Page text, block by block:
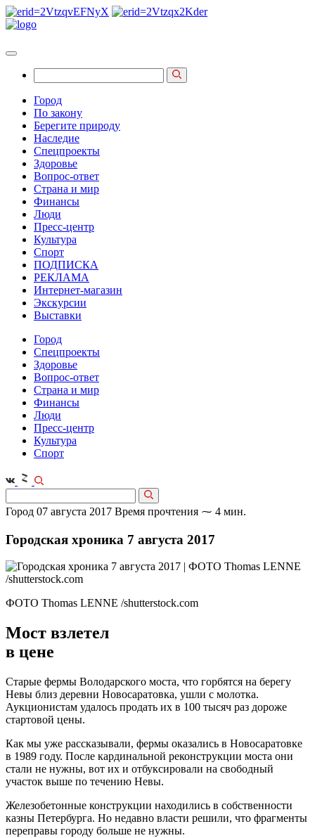
Город
По закону
Берегите природу
Наследие
Спецпроекты
Здоровье
Вопрос-ответ
Страна и мир
Финансы
Люди
Пресс-центр
Культура
Спорт
ПОДПИСКА
РЕКЛАМА
Интернет-магазин
Экскурсии
Выставки
Город
Спецпроекты
Здоровье
Вопрос-ответ
Страна и мир
Финансы
Люди
Пресс-центр
Культура
Спорт
Город 07 августа 2017 Время прочтения ⁓ 4 мин.
Городская хроника 7 августа 2017
ФОТО Thomas LENNE /shutterstock.com
Мост взлетел
в цене
Старые фермы Володарского моста, что горбятся на берегу
Невы близ деревни Новосаратовка, ушли с молотка.
Аукционистам удалось продать их в 100 тысяч раз дороже
стартовой цены.
Как мы уже рассказывали, фермы оказались в Новосаратовке
в 1989 году. После кардинальной реконструкции моста они
стали не нужны, вот их и отбуксировали на свободный
участок выше по течению Невы.
Железобетонные конструкции находились в собственности
казны Петербурга. Но недавно власти решили, что фрагменты
переправы городу больше не нужны.